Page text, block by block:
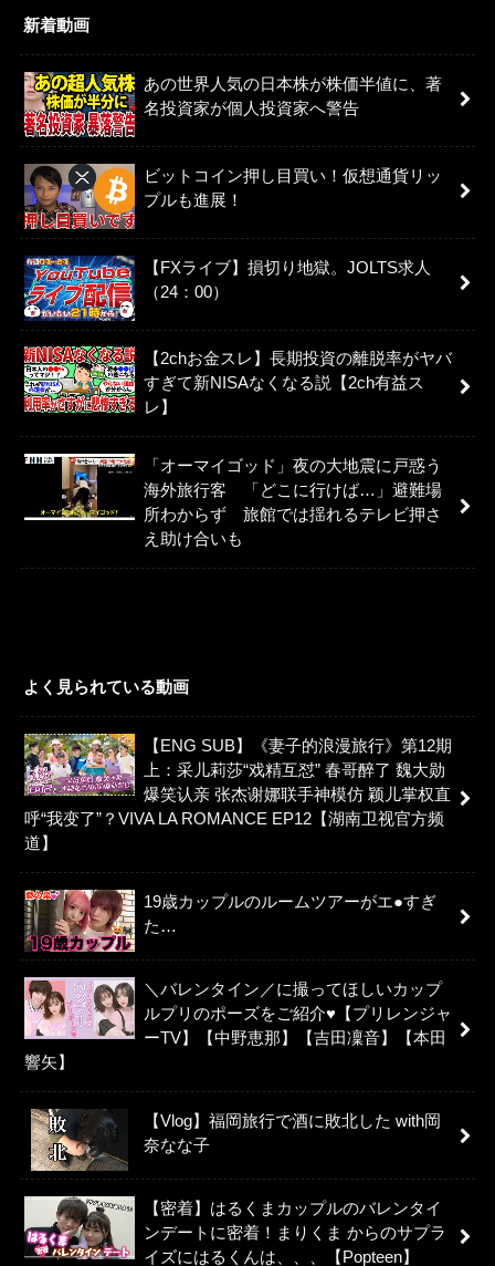
新着動画
あの世界人気の日本株が株価半値に、著
名投資家が個人投資家へ警告
ビットコイン押し目買い！仮想通貨リッ
プルも進展！
【FXライブ】損切り地獄。JOLTS求人
（24：00）
【2chお金スレ】長期投資の離脱率がヤバ
すぎて新NISAなくなる説【2ch有益ス
レ】
「オーマイゴッド」夜の大地震に戸惑う
海外旅行客 「どこに行けば…」避難場
所わからず 旅館では揺れるテレビ押さ
え助け合いも
よく見られている動画
【ENG SUB】《妻子的浪漫旅行》第12期
上：采儿莉莎“戏精互怼” 春哥醉了 魏大勋
爆笑认亲 张杰谢娜联手神模仿 颖儿掌权直
呼“我变了”？VIVA LA ROMANCE EP12【湖南卫视官方频
道】
19歳カップルのルームツアーがエ●すぎ
た…
＼バレンタイン／に撮ってほしいカップ
ルプリのポーズをご紹介♥【プリレンジャ
ーTV】【中野恵那】【吉田凜音】【本田
響矢】
【Vlog】福岡旅行で酒に敗北した with岡
奈なな子
【密着】はるくまカップルのバレンタイ
ンデートに密着！まりくま からのサプラ
イズにはるくんは、、、【Popteen】